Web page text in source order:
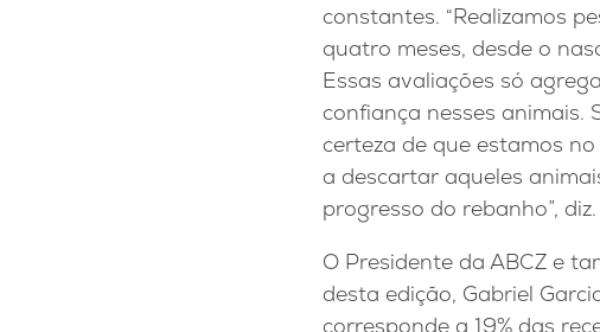
constantes. “Realizamos
quatro meses, desde o
Essas avaliações só
confiança nesses animais.
certeza de que estamos
a descartar aqueles
progresso do rebanho”, diz.
O Presidente da ABCZ e
desta edição, Gabriel
corresponde a 19% das